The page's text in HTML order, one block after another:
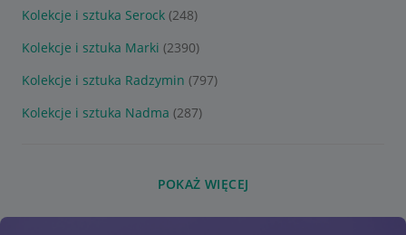
Kolekcje i sztuka Serock (248)
Kolekcje i sztuka Marki (2390)
Kolekcje i sztuka Radzymin (797)
Kolekcje i sztuka Nadma (287)
POKAŻ WIĘCEJ